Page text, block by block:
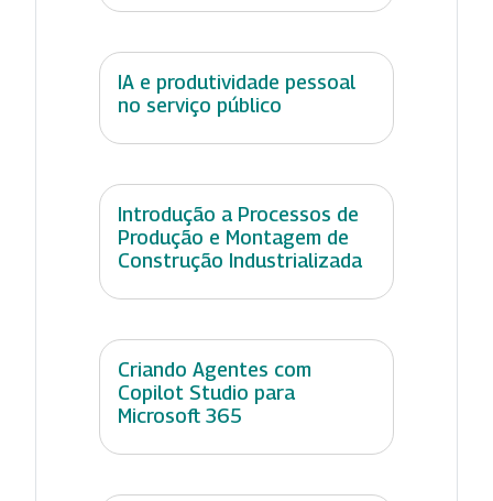
IA e produtividade pessoal
no serviço público
Introdução a Processos de
Produção e Montagem de
Construção Industrializada
Criando Agentes com
Copilot Studio para
Microsoft 365